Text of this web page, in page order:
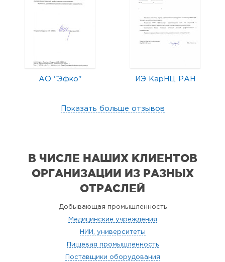
АО "Эфко" ИЭ КарНЦ РАН
Показать больше отзывов
В ЧИСЛЕ НАШИХ КЛИЕНТОВ
ОРГАНИЗАЦИИ ИЗ РАЗНЫХ
ОТРАСЛЕЙ
Добывающая промышленность
Медицинские учреждения
НИИ, университеты
Пищевая промышленность
Поставщики оборудования